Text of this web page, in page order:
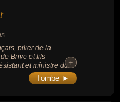
poète, il est
» (1853), « Les
et « La Légende
politique
il a joué un rôle
du 19e siècle.
pilier de la
Brive et fils
et ministre du+
+
Tombe ►